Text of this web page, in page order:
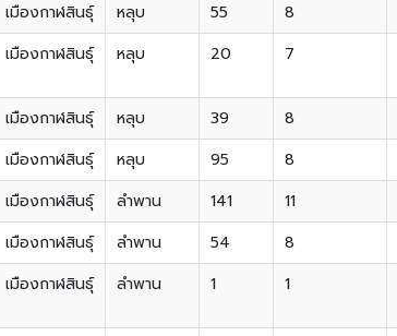
เมืองกาฬสินธุ์ หลุบ 55 8
เมืองกาฬสินธุ์ หลุบ 20 7
เมืองกาฬสินธุ์ หลุบ 39 8
เมืองกาฬสินธุ์ หลุบ 95 8
เมืองกาฬสินธุ์ ลำพาน 141 11
เมืองกาฬสินธุ์ ลำพาน 54 8
เมืองกาฬสินธุ์ ลำพาน 1 1